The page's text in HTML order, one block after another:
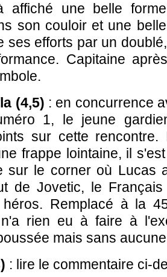
affiché une belle
son couloir et une
ses efforts par un
Capitaine
(4,5) : en concurrence
1, le jeune
sur cette
frappe lointaine, il
sur le corner où Lucas
de Jovetic, le
héros. Remplacé à la
rien eu à faire à
mais sans
: lire le commentaire ci-